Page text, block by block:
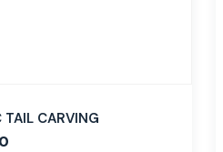
CARVING